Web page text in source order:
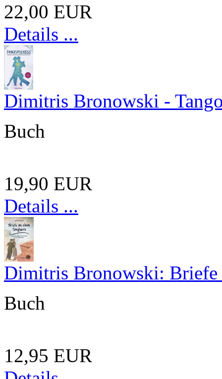
22,00 EUR
Details ...
Dimitris Bronowski -
Buch
19,90 EUR
Details ...
Dimitris Bronowski: Briefe
Buch
12,95 EUR